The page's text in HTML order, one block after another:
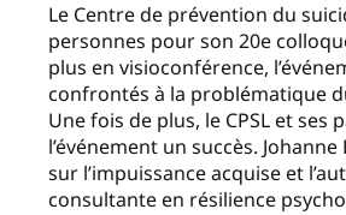
Le Centre de prévention du
personnes pour son 20e
plus en visioconférence,
confrontés à la problématique
Une fois de plus, le CPSL et
l’événement un succès.
sur l’impuissance acquise et
consultante en résilience